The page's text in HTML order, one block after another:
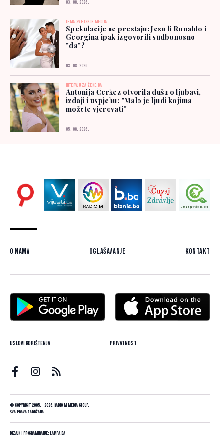
03. 08. 2026.
TEMA SVJETSKIH MEDIJA
Spekulacije ne prestaju: Jesu li Ronaldo i
Georgina ipak izgovorili sudbonosno
"da"?
03. 08. 2026.
INTERVJU ZA ŽENE.BA
Antonija Čerkez otvorila dušu o ljubavi,
izdaji i uspjehu: "Malo je ljudi kojima
možete vjerovati"
05. 08. 2026.
O nama Oglašavanje Kontakt
Uslovi korištenja Privatnost
© Copyright 2005. - 2026. Radio M Media Group.
Sva prava zadržana.
Dizajn i programiranje:Lampa.ba